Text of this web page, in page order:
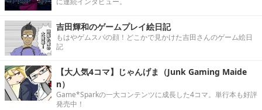
吉田輝和のゲームプレイ絵日記
もはやゲムスパの顔！どこかで見かけた吉田さんのゲーム絵日
記
【大人気4コマ】じゃんげま（Junk Gaming Maide
n）
Game*Sparkの一大コンテンツに成長した4コマ。単行本も好評
発売中！